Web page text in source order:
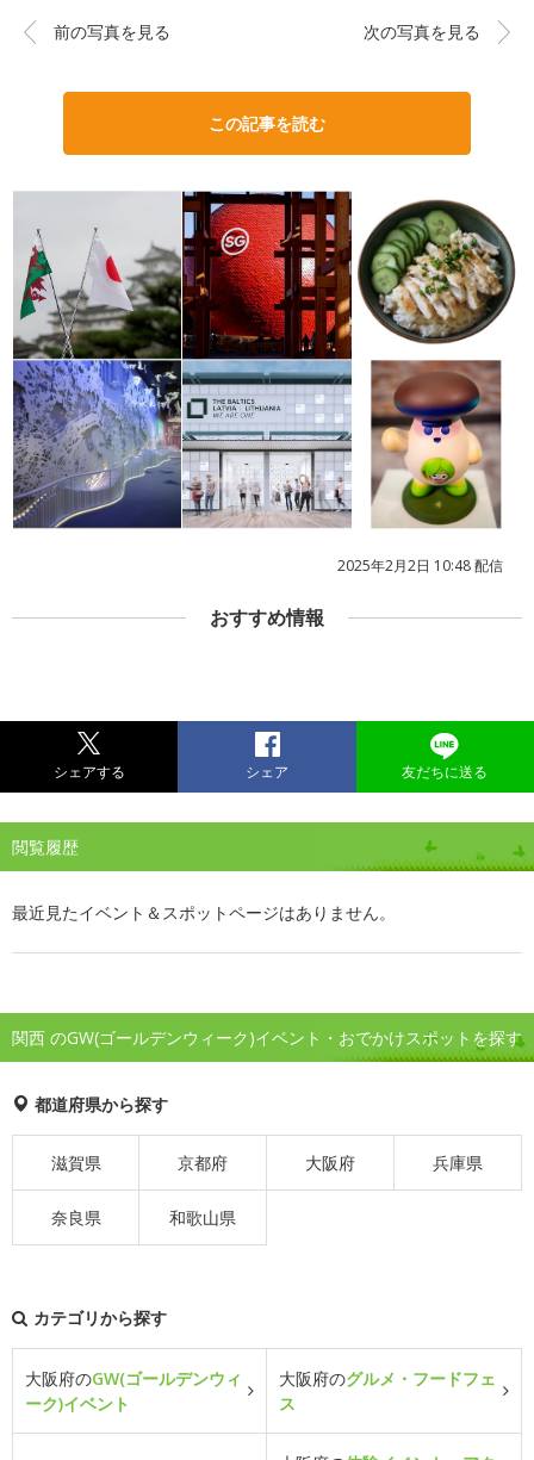
前の写真を見る 次の写真を見る
この記事を読む
2025年2月2日 10:48 配信
おすすめ情報
シェアする シェア 友だちに送る
閲覧履歴
最近見たイベント＆スポットページはありません。
関西 のGW(ゴールデンウィーク)イベント・おでかけスポットを探す
都道府県から探す
滋賀県 京都府 大阪府 兵庫県
奈良県 和歌山県
カテゴリから探す
大阪府のGW(ゴールデンウィ
ーク)イベント
大阪府のグルメ・フードフェ
ス